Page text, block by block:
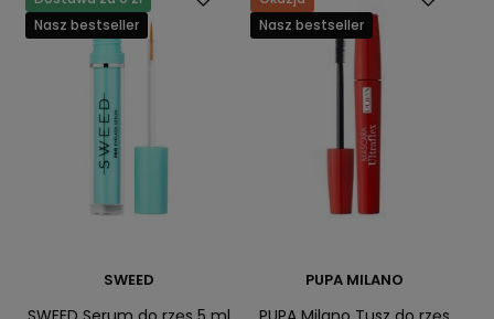
Nasz bestseller
SWEED
Nasz bestseller
PUPA MILANO